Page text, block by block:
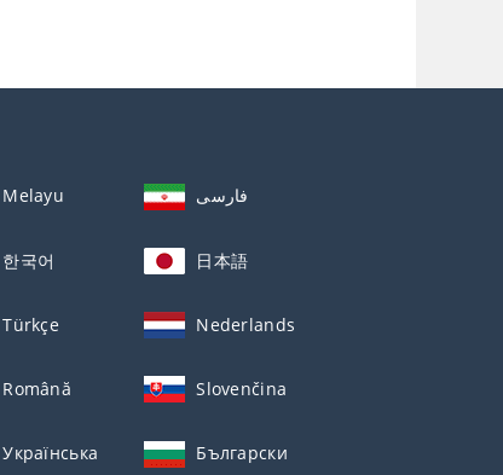
Melayu فارسی
한국어 日本語
Türkçe Nederlands
Română Slovenčina
Українська Български